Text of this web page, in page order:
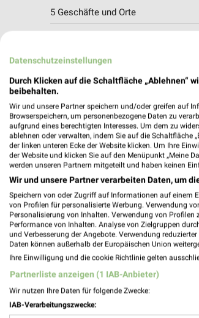
5 Geschäfte und Orte
Bad Kissingen,
347,83 km
BayWa AG Technik
Würzburger Str. 17
97688 Bad Kissingen
347,50 km
BayWa Angebote in
Karlstadt, Deutschland
379,30 km
Datenschutzeinstellungen
Durch Klicken auf die Schaltfläche „Ablehnen“
beibehalten.
Wir und unsere Partner speichern und/oder greifen auf
Browserspeichern, um personenbezogene Daten zu
aufgrund eines berechtigten Interesses. Um dem zu
ablehnen oder verwalten, indem Sie auf die Schaltfläche
der linken unteren Ecke der Website klicken. Um Ihre
der Website und klicken Sie auf den Menüpunkt „Meine
werden unseren Partnern mitgeteilt und haben keinen
Wir und unsere Partner verarbeiten Daten, um
Speichern von oder Zugriff auf Informationen auf einem
von Profilen für personalisierte Werbung. Verwendung
Personalisierung von Inhalten. Verwendung von
Performance von Inhalten. Analyse von Zielgruppen
und Verbesserung der Angebote. Verwendung
Daten können außerhalb der Europäischen Union
Ihre Einwilligung und die cookie Richtlinie gelten
Partnerliste anzeigen (1 IAB-Anbieter)
Wir nutzen Ihre Daten für folgende Zwecke:
IAB-Verarbeitungszwecke: